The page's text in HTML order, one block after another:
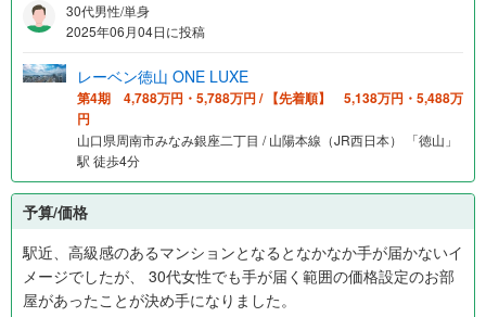
30代男性/単身
2025年06月04日に投稿
レーベン徳山 ONE LUXE
第4期 4,788万円・5,788万円 / 【先着順】 5,138万円・5,488万
円
山口県周南市みなみ銀座二丁目 / 山陽本線（JR西日本） 「徳山」
駅 徒歩4分
予算/価格
駅近、高級感のあるマンションとなるとなかなか手が届かないイ
メージでしたが、 30代女性でも手が届く範囲の価格設定のお部
屋があったことが決め手になりました。